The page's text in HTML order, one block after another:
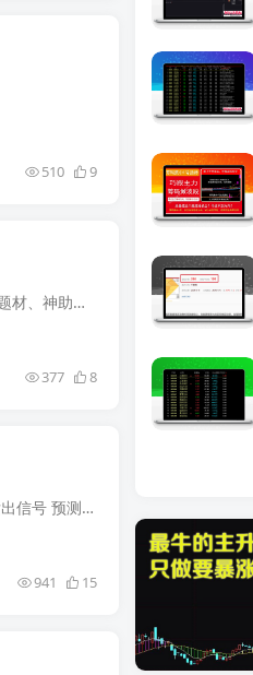
510 9
通达信《 谢氏右侧战法》 奋力一击，疯牛出栏，短线暴利神器！ 《 谢氏右侧战法》股道右侧战法、短线题材、神助力工具！ 本文作者开发的此套战法适用于短线题材操作，讲究借力打力，乘胜追击，...
377 8
设计思路：以涨停的思路 新视觉 实战中验证过的新思路 以确认基因黄色柱 再次捕捉尾盘阴线 涨停因子发出信号 预测个股短周期中拉出大阳 或涨停 黄色柱基因不死 后面大概率必然会拉出一根大阳 或...
941 15